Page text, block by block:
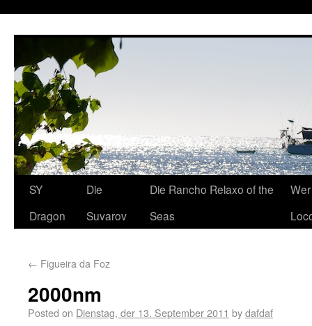
SY
Dragon
Die
Suvarov
Die Rancho Relaxo of the
Seas
← Figueira da Foz
2000nm
Posted on Dienstag, der 13. September 2011 bydafdaf